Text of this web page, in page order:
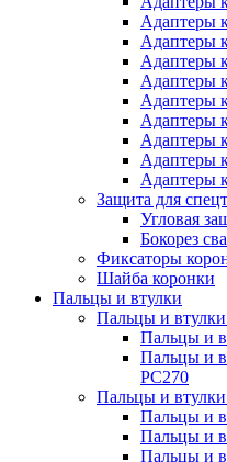
Адаптеры
Адаптеры
Адаптеры
Адаптеры
Адаптеры
Адаптеры
Адаптеры
Адаптеры
Адаптеры
Защита для
Угловая
Бокорез
Фиксаторы
Шайба коронки
Пальцы и втулки
Пальцы и
Пальцы и
Пальцы и
PC270
Пальцы и
Пальцы и
Пальцы и
Пальцы и